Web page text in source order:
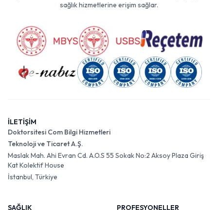
sağlık hizmetlerine erişim sağlar.
İLETİŞİM
Doktorsitesi Com Bilgi Hizmetleri
Teknoloji ve Ticaret A.Ş.
Maslak Mah. Ahi Evran Cd. A.O.S 55 Sokak No:2 Aksoy Plaza Giriş
Kat Kolektif House
İstanbul, Türkiye
SAĞLIK
PROFESYONELLER